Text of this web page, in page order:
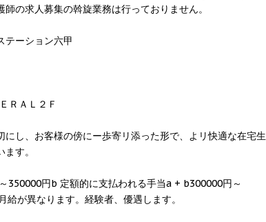
の求人募集の斡旋業務は行っておりません。
テーション六甲
ＲＡＬ２Ｆ
にし、お客様の傍にー歩寄リ添った形で、よリ快適な在宅生
す。
350000円b 定額的に支払われる手当a + b300000円～
が異なります。経験者、優遇します。